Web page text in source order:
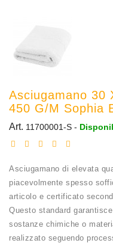
Asciugamano 30
450 G/m Sophia
Art. 11700001-S -
Asciugamano di elevata
piacevolmente spesso
articolo e certificato
Questo standard
sostanze chimiche o
realizzato seguendo